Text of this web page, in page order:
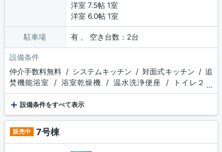
洋室 7.5帖 1室
洋室 6.0帖 1室
駐車場 有 、 空き台数：2台
設備条件
仲介手数料無料 / システムキッチン / 対面式キッチン / 追
焚機能浴室 / 浴室乾燥機 / 温水洗浄便座 / トイレ２ヶ
所 / 浴室１坪以上 / 床下収納 / ウォークインクロゼッ
ト / 収納豊富 / TVモニタ付インターホン / ディンプルキ
ー
...
+ 設備条件をすべて表示
販売中 7号棟